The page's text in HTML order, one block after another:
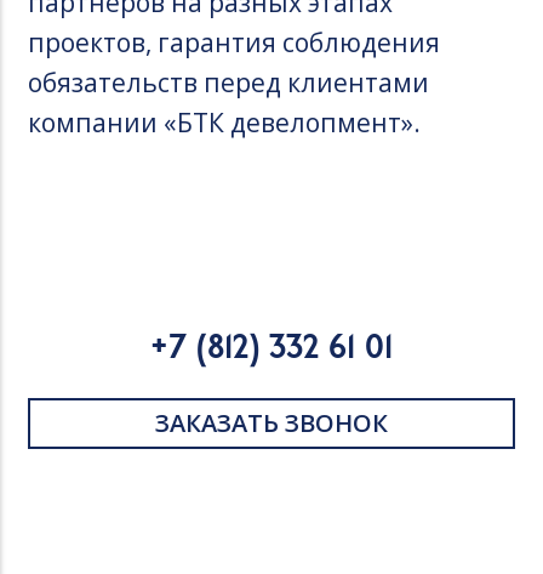
проектов, гарантия соблюдения
обязательств перед клиентами
компании «БТК девелопмент».
+7 (812) 332 61 01
ЗАКАЗАТЬ ЗВОНОК